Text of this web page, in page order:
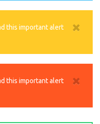
this important alert
this important alert